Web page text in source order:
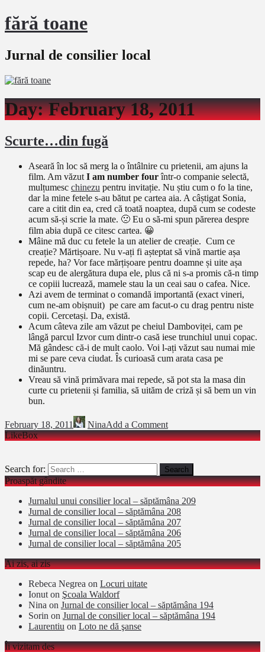
fără toane
Jurnal de consilier local
Day:February 18, 2011
Scurte…din fugă
Aseară în loc să merg la o întâlnire cu prietenii, am ajuns la
film. Am văzut I am number fourîntr-o companie selectă,
mulțumesc chinezu pentru invitație. Nu știu cum o fo la tine,
dar la mine fetele s-au bătut pe cartea aia. A câștigat Sonia,
care a citit din ea, cred că toată noaptea, după cum se codeste
acum să-și scrie la mate. 🙁 Eu o să-mi spun părerea despre
film abia după ce citesc cartea. 😀
Mâine mă duc cu fetele la un atelier de creație. Cum ce
creație? Mărtișoare. Nu v-ați fi așteptat să vină martie așa
repede, ha? Vor face mărțișoare pentru doamne și uite așa
scap eu de alergătura dupa ele, plus că ni s-a promis că-n timp
ce copiii lucrează, mamele stau la un ceai sau o cafea. Nice.
Azi avem de terminat o comandă importantă (exact vineri,
cum ne-am obișnuit) pe care am facut-o cu drag pentru niste
copii. Cercetași. Da, există.
Acum câteva zile am văzut pe cheiul Damboviței, cam pe
lângă parcul Izvor cum dintr-o casă iese trunchiul unui copac.
Mă gândesc că-i de mult caolo. Voi l-ați văzut sau numai mie
mi se pare ceva ciudat. Îs curioasă cum arata casa pe
dinăuntru.
Vreau să vină primăvara mai repede, să pot sta la masa din
curte cu prietenii și familia, să uităm de criză și să bem un vin
bun.
February 18, 2011 NinaAdd a Comment
LikeBox
Search for:
Proaspăt gândite
Jurnalul unui consilier local – săptămâna 209
Jurnal de consilier local – săptămâna 208
Jurnal de consilier local – săptămâna 207
Jurnal de consilier local – săptămâna 206
Jurnal de consilier local – săptămâna 205
Ai zis, ai zis
Rebeca Negrea on Locuri uitate
Ionut on Şcoala Waldorf
Nina on Jurnal de consilier local – săptămâna 194
Sorin on Jurnal de consilier local – săptămâna 194
Laurentiu on Loto ne dă şanse
Îi vizitam des